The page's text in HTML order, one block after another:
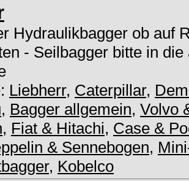
Hydraulikbagger ob auf
- Seilbagger bitte in die
Liebherr, Caterpillar,
, Bagger allgemein, Volvo
, Fiat & Hitachi, Case &
& Sennebogen,
, Kobelco